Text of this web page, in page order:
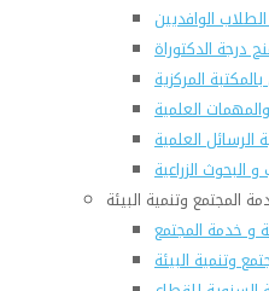
الوافديين
درجة الدكتوراة
المركزية
العلمية
الرسائل العلمية
البحوث الزراعية
المجتمع وتنمية البيئة
و خدمة المجتمع
وتنمية البيئة